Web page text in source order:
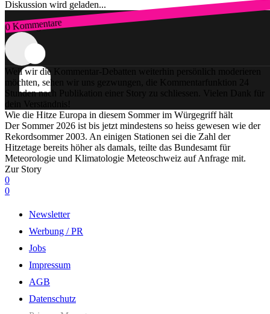
Diskussion wird geladen...
0 Kommentare
Zum Login
Weil wir die Kommentar-Debatten weiterhin persönlich moderieren
möchten, sehen wir uns gezwungen, die Kommentarfunktion 24
Stunden nach Publikation einer Story zu schliessen. Vielen Dank für
dein Verständnis!
Wie die Hitze Europa in diesem Sommer im Würgegriff hält
Der Sommer 2026 ist bis jetzt mindestens so heiss gewesen wie der
Rekordsommer 2003. An einigen Stationen sei die Zahl der
Hitzetage bereits höher als damals, teilte das Bundesamt für
Meteorologie und Klimatologie Meteoschweiz auf Anfrage mit.
Zur Story
0
0
Newsletter
Werbung / PR
Jobs
Impressum
AGB
Datenschutz